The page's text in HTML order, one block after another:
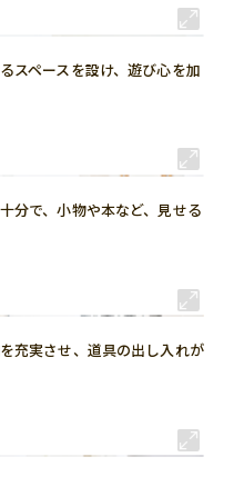
スペースを設け、遊び心を加
分で、小物や本など、見せる
充実させ、道具の出し入れが